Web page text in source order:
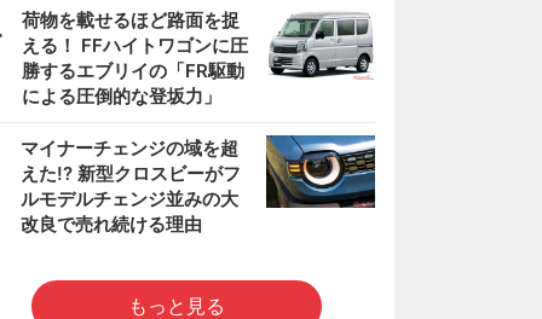
荷物を載せるほど路面を捉
える！ FFハイトワゴンに圧
勝するエブリイの「FR駆動
による圧倒的な登坂力」
マイナーチェンジの域を超
えた!? 新型クロスビーがフ
ルモデルチェンジ並みの大
改良で売れ続ける理由
もっと見る